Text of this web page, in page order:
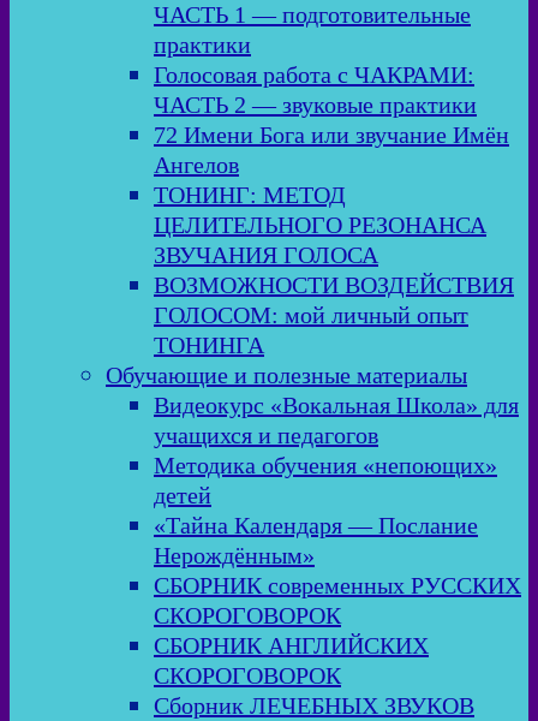
ЧАСТЬ 1 — подготовительные
практики
Голосовая работа с ЧАКРАМИ:
ЧАСТЬ 2 — звуковые практики
72 Имени Бога или звучание Имён
Ангелов
ТОНИНГ: МЕТОД
ЦЕЛИТЕЛЬНОГО РЕЗОНАНСА
ЗВУЧАНИЯ ГОЛОСА
ВОЗМОЖНОСТИ ВОЗДЕЙСТВИЯ
ГОЛОСОМ: мой личный опыт
ТОНИНГА
Обучающие и полезные материалы
Видеокурс «Вокальная Школа» для
учащихся и педагогов
Методика обучения «непоющих»
детей
«Тайна Календаря — Послание
Нерождённым»
СБОРНИК современных РУССКИХ
СКОРОГОВОРОК
СБОРНИК АНГЛИЙСКИХ
СКОРОГОВОРОК
Сборник ЛЕЧЕБНЫХ ЗВУКОВ